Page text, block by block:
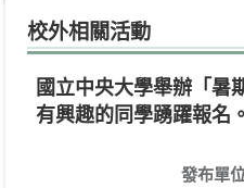
校外相關活動
國立中央大學舉辦「暑
有興趣的同學踴躍報名。
發布單